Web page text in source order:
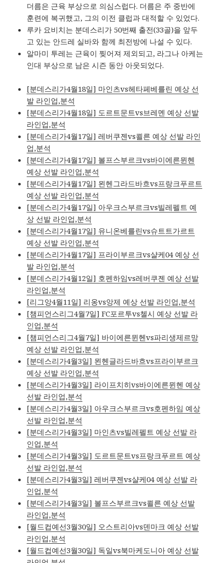
더름은 근육 부상으로 의심스럽다. 더름은 주 중반에
훈련에 복귀했고, 그의 이전 클럽과 대적할 수 있었다.
루카 요비치는 분데스리가 50번째 출전(33골)을 앞두
고 있는 안드레 실바와 함께 최전방에 나설 수 있다.
알마미 투레는 근육이 찢어져 제외되고, 라그나 아케는
인대 부상으로 남은 시즌 동안 아웃되었다.
[분데스리가4월18일] 마인츠vs헤타페베를린 예상 선
발 라인업,분석
[분데스리가4월18일] 도르트문트vs브레멘 예상 선발
라인업,분석
[분데스리가4월17일] 레버쿠젠vs쾰른 예상 선발 라인
업,분석
[분데스리가4월17일] 볼프스부르크vs바이에른뮌헨
예상 선발 라인업,분석
[분데스리가4월17일] 묀헨그라드바흐vs프랑크푸르트
예상 선발 라인업,분석
[분데스리가4월17일] 아우크스부르크vs빌레펠트 예
상 선발 라인업,분석
[분데스리가4월17일] 유니온베를린vs슈트트가르트
예상 선발 라인업,분석
[분데스리가4월17일] 프라이부르크vs샬케04 예상 선
발 라인업,분석
[분데스리가4월12일] 호펜하임vs레버쿠젠 예상 선발
라인업,분석
[리그앙4월11일] 리옹vs앙제 예상 선발 라인업,분석
[챔피언스리그4월7일] FC포르투vs첼시 예상 선발 라
인업,분석
[챔피언스리그4월7일] 바이에른뮌헨vs파리생제르망
예상 선발 라인업,분석
[분데스리가4월3일] 묀헨글라드바흐vs프라이부르크
예상 선발 라인업,분석
[분데스리가4월3일] 라이프치히vs바이에른뮌헨 예상
선발 라인업,분석
[분데스리가4월3일] 아우크스부르크vs호펜하임 예상
선발 라인업,분석
[분데스리가4월3일] 마인츠vs빌레펠트 예상 선발 라
인업,분석
[분데스리가4월3일] 도르트문트vs프랑크푸르트 예상
선발 라인업,분석
[분데스리가4월3일] 레버쿠젠vs샬케04 예상 선발 라
인업,분석
[분데스리가4월3일] 볼프스부르크vs쾰른 예상 선발
라인업,분석
[월드컵예선3월30일] 오스트리아vs덴마크 예상 선발
라인업,분석
[월드컵예선3월30일] 독일vs북마케도니아 예상 선발